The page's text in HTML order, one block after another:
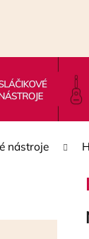
nástroje